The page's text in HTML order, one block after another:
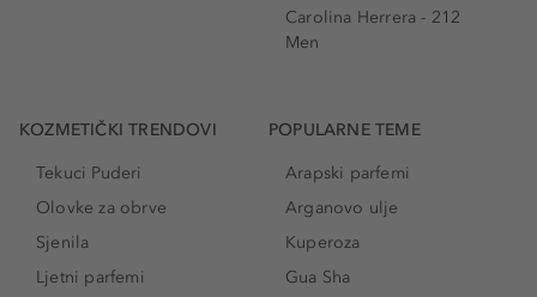
Carolina Herrera - 212
Men
KOZMETIČKI TRENDOVI
Tekuci Puderi
Olovke za obrve
Sjenila
Ljetni parfemi
POPULARNE TEME
Arapski parfemi
Arganovo ulje
Kuperoza
Gua Sha